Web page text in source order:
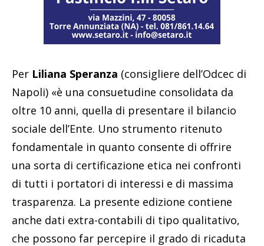
Per Liliana Speranza (consigliere dell’Odcec di
Napoli) «è una consuetudine consolidata da
oltre 10 anni, quella di presentare il bilancio
sociale dell’Ente. Uno strumento ritenuto
fondamentale in quanto con­sente di offrire
una sorta di certificazione etica nei confronti
di tutti i portatori di interessi e di massima
trasparenza. La presente edizione contiene
anche dati extra-contabili di tipo qualitativo,
che possono far percepire il grado di ricaduta